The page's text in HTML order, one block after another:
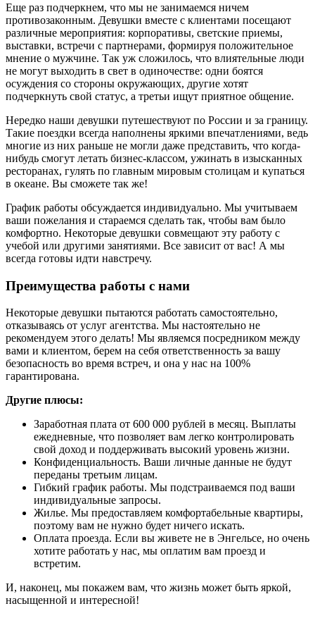
Еще раз подчеркнем, что мы не занимаемся ничем
противозаконным. Девушки вместе с клиентами посещают
различные мероприятия: корпоративы, светские приемы,
выставки, встречи с партнерами, формируя положительное
мнение о мужчине. Так уж сложилось, что влиятельные люди
не могут выходить в свет в одиночестве: одни боятся
осуждения со стороны окружающих, другие хотят
подчеркнуть свой статус, а третьи ищут приятное общение.
Нередко наши девушки путешествуют по России и за границу.
Такие поездки всегда наполнены яркими впечатлениями, ведь
многие из них раньше не могли даже представить, что когда-
нибудь смогут летать бизнес-классом, ужинать в изысканных
ресторанах, гулять по главным мировым столицам и купаться
в океане. Вы сможете так же!
График работы обсуждается индивидуально. Мы учитываем
ваши пожелания и стараемся сделать так, чтобы вам было
комфортно. Некоторые девушки совмещают эту работу с
учебой или другими занятиями. Все зависит от вас! А мы
всегда готовы идти навстречу.
Преимущества работы с нами
Некоторые девушки пытаются работать самостоятельно,
отказываясь от услуг агентства. Мы настоятельно не
рекомендуем этого делать! Мы являемся посредником между
вами и клиентом, берем на себя ответственность за вашу
безопасность во время встреч, и она у нас на 100%
гарантирована.
Другие плюсы:
Заработная плата от 600 000 рублей в месяц. Выплаты
ежедневные, что позволяет вам легко контролировать
свой доход и поддерживать высокий уровень жизни.
Конфиденциальность. Ваши личные данные не будут
переданы третьим лицам.
Гибкий график работы. Мы подстраиваемся под ваши
индивидуальные запросы.
Жилье. Мы предоставляем комфортабельные квартиры,
поэтому вам не нужно будет ничего искать.
Оплата проезда. Если вы живете не в Энгельсе, но очень
хотите работать у нас, мы оплатим вам проезд и
встретим.
И, наконец, мы покажем вам, что жизнь может быть яркой,
насыщенной и интересной!